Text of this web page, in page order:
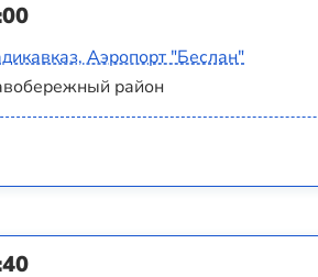
Аэропорт "Беслан"
район